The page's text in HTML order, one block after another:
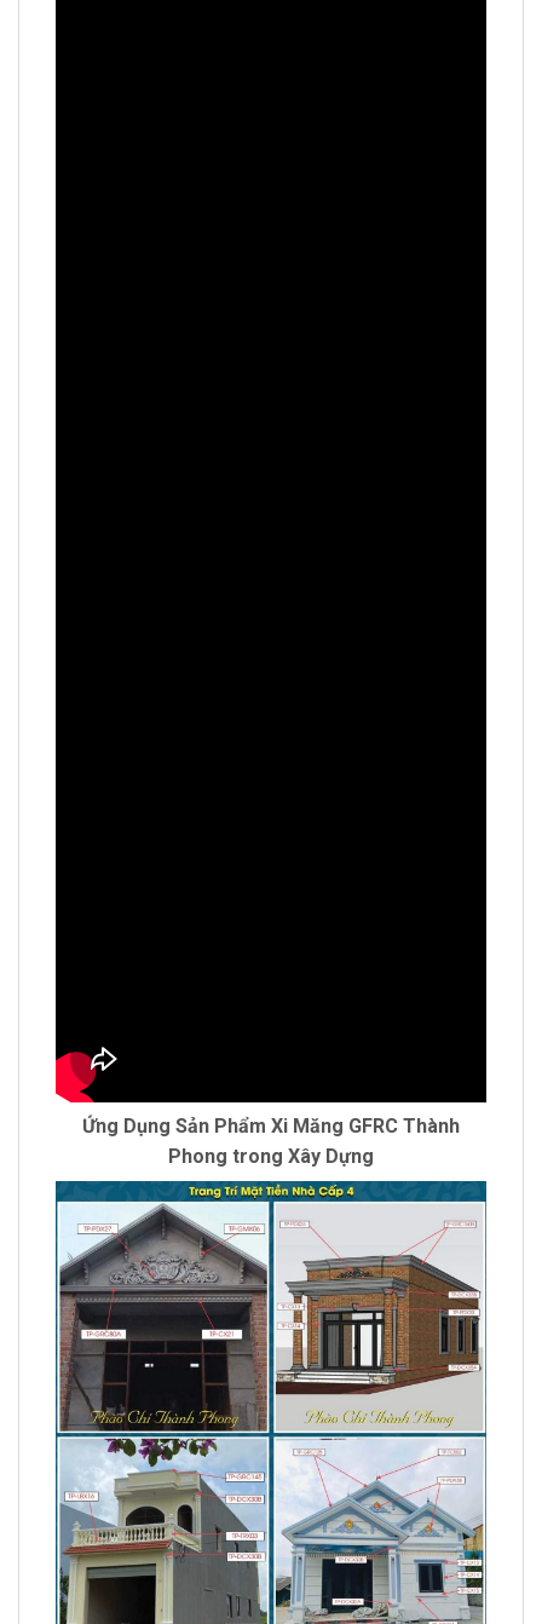
Ứng Dụng Sản Phẩm Xi Măng GFRC Thành
Phong trong Xây Dựng